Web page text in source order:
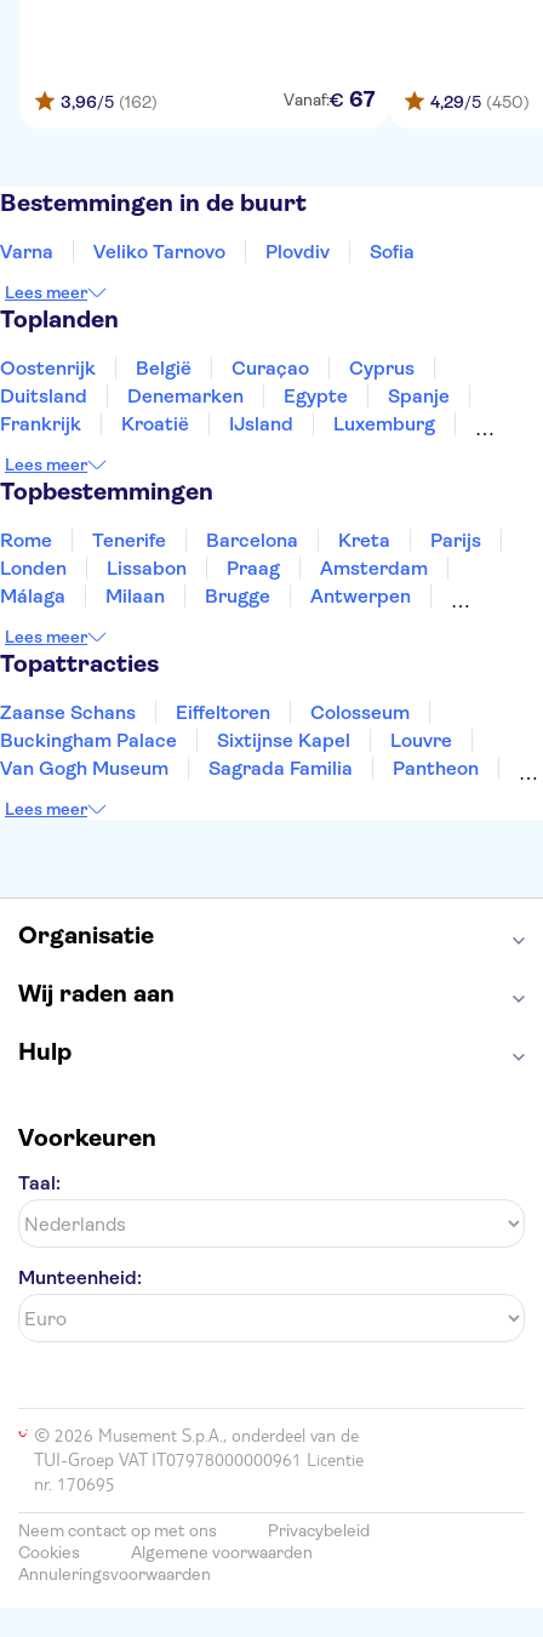
3,96/5 (162) Vanaf:€ 67 4,29/5 (450)
Bestemmingen in de buurt
Varna Veliko Tarnovo Plovdiv Sofia
Lees meer
Toplanden
Oostenrijk België Curaçao
Cyprus
Duitsland
Denemarken Egypte
Spanje
Frankrijk
Kroatië IJsland
Luxemburg
Slovenië
Thailand
Lees meer
Topbestemmingen
Rome Tenerife Barcelona Kreta
Parijs
Londen
Lissabon Praag
Amsterdam
Málaga
Milaan Brugge
Antwerpen
Eindhoven
Lees meer
Topattracties
Zaanse Schans Eiffeltoren
Colosseum
Buckingham Palace
Sixtijnse Kapel
Louvre
Van Gogh Museum
Sagrada Familia
Pantheon
Keukenhof
Lees meer
Organisatie
Wij raden aan
Hulp
Voorkeuren
Taal:
Munteenheid:
© 2026 Musement S.p.A., onderdeel van de
TUI-Groep VAT IT07978000000961 Licentie
nr. 170695
Neem contact op met ons
Privacybeleid
Cookies
Algemene voorwaarden
Annuleringsvoorwaarden